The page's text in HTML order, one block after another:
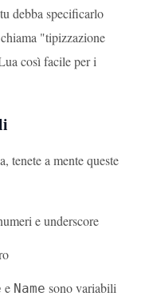
debba specificarlo
"tipizzazione
così facile per i
tenete a mente queste
e underscore
e Name sono variabili